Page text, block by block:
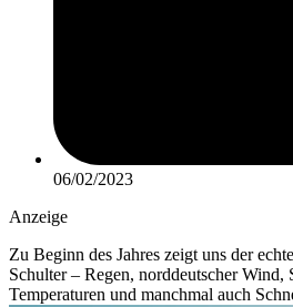
06/02/2023
Anzeige
Zu Beginn des Jahres zeigt uns der
Schulter – Regen, norddeutscher Wind,
Temperaturen und manchmal auch